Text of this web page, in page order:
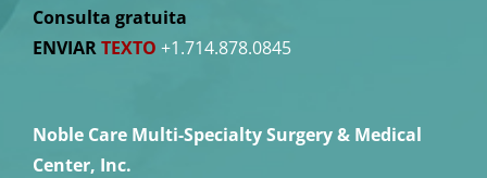
Consulta gratuita
ENVIARTEXTO +1.714.878.0845
Noble Care Multi-Specialty Surgery & Medical
Center, Inc.